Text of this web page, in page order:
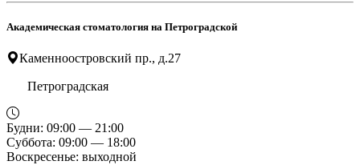
Академическая стоматология на Петроградской
Каменноостровский пр., д.27
Петроградская
Будни: 09:00 — 21:00
Суббота: 09:00 — 18:00
Воскресенье: выходной